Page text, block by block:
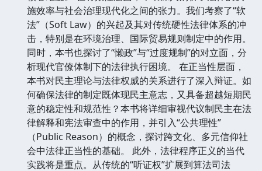
施效率与社会治理现代化之间的张力。我们考察了“软
法”（Soft Law）的兴起及其对传统硬性法律体系的冲
击，特别是在环境治理、国际贸易规则制定中的作用。
同时，本书也探讨了“懒政”与“过度规制”的对立面，分
析现代官僚体制下的法律执行困境。 在正当性层面，
本书对民主理论与法律权威的关系进行了深入辩证。如
何确保法律的制定既体现民主意志，又具备超越短期民
意的稳定性和规范性？本书将详细审视代议制民主在法
律解释和宪法审查中的作用，并引入“公共理性”
（Public Reason）的概念，探讨跨文化、多元信仰社
会中法律正当性的基础。 此外，法律程序正义的当代
实践将是重点。从传统的“听证权”扩展到算法司法